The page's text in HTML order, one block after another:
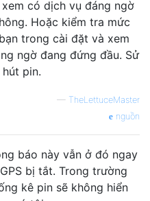
có dịch vụ đáng ngờ
Hoặc kiểm tra mức
trong cài đặt và xem
ngờ đang đứng đầu. Sử
pin.
— TheLettuceMaster
nguồn
báo này vẫn ở đó ngay
bị tắt. Trong trường
kê pin sẽ không hiển